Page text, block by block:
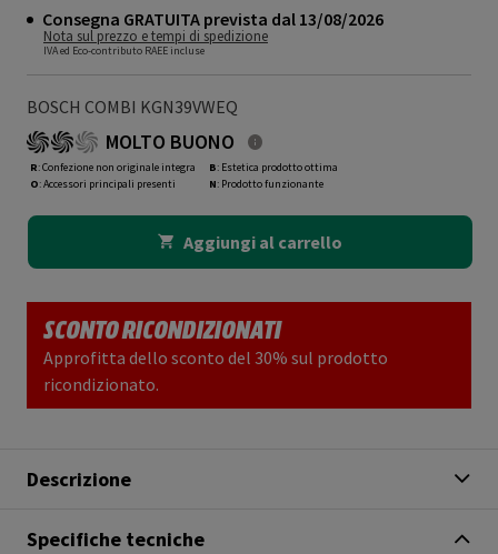
Consegna GRATUITA prevista dal 13/08/2026
Nota sul prezzo e tempi di spedizione
IVA ed Eco-contributo RAEE incluse
BOSCH COMBI KGN39VWEQ
MOLTO BUONO
R: Confezione non originale integra
O: Accessori principali presenti
B: Estetica prodotto ottima
N: Prodotto funzionante
Aggiungi al carrello
SCONTO RICONDIZIONATI
Approfitta dello sconto del 30% sul prodotto
ricondizionato.
Descrizione
Specifiche tecniche